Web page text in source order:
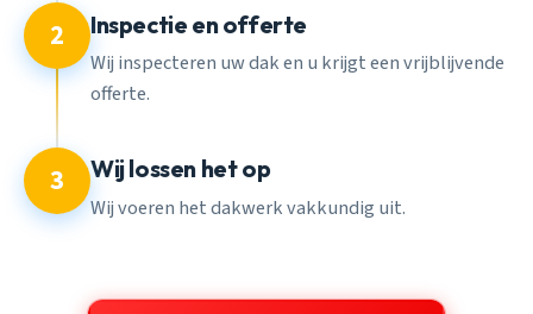
2 Inspectie en offerte
Wij inspecteren uw dak en u krijgt een vrijblijvende
offerte.
3 Wij lossen het op
Wij voeren het dakwerk vakkundig uit.